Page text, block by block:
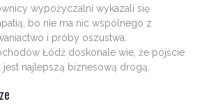
wypożyczalni wykazali się
bo nie ma nic wspólnego z
i próby oszustwa.
Łódź doskonale wie, że pójście
najlepszą biznesową drogą.